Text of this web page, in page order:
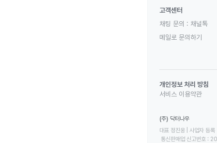
고객센터
채팅 문의 : 채널톡
메일로 문의하기
개인정보 처리 방침
서비스 이용약관
(주) 닥터나우
대표 정진웅 | 사업자
통신판매업 신고번호